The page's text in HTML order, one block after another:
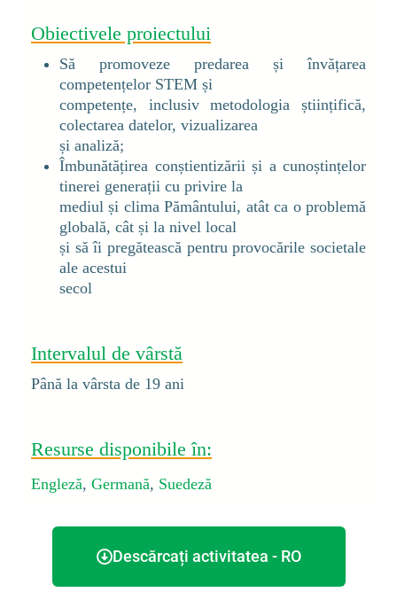
Obiectivele proiectului
Să promoveze predarea și învățarea
competențelor STEM și
competențe, inclusiv metodologia științifică,
colectarea datelor, vizualizarea
și analiză;
Îmbunătățirea conștientizării și a cunoștințelor
tinerei generații cu privire la
mediul și clima Pământului, atât ca o problemă
globală, cât și la nivel local
și să îi pregătească pentru provocările societale
ale acestui
secol
Intervalul de vârstă
Până la vârsta de 19 ani
Resurse disponibile în:
Engleză, Germană, Suedeză
Descărcați activitatea - RO